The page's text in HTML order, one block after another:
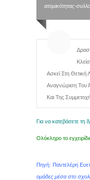
ατομικότητας-
Ασκεί Στη Θετική
Αναγνώριση Του
Και Της
Για να κατεβάσετε τη
Ολόκληρο το
Πηγή: Παντελέρη
ομάδες μέσα στο